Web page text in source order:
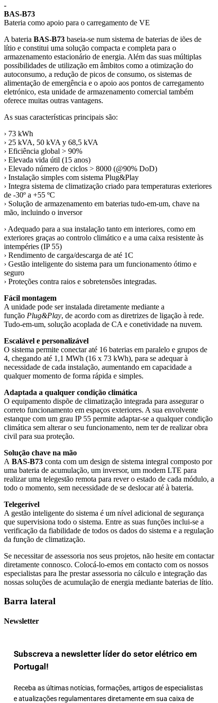
-
BAS-B73
Bateria como apoio para o carregamento de VE
A bateria BAS-B73 baseia-se num sistema de baterias de iões de
lítio e constitui uma solução compacta e completa para o
armazenamento estacionário de energia. Além das suas múltiplas
possibilidades de utilização em âmbitos como a otimização do
autoconsumo, a redução de picos de consumo, os sistemas de
alimentação de emergência e o apoio aos pontos de carregamento
eletrónico, esta unidade de armazenamento comercial também
oferece muitas outras vantagens.
As suas características principais são:
› 73 kWh
› 25 kVA, 50 kVA y 68,5 kVA
› Eficiência global > 90%
› Elevada vida útil (15 anos)
› Elevado número de ciclos > 8000 (@90% DoD)
› Instalação simples com sistema Plug&Play
› Integra sistema de climatização criado para temperaturas exteriores
de -30º a +55 ºC
› Solução de armazenamento em baterias tudo-em-um, chave na
mão, incluindo o inversor
› Adequado para a sua instalação tanto em interiores, como em
exteriores graças ao controlo climático e a uma caixa resistente às
intempéries (IP 55)
› Rendimento de carga/descarga de até 1C
› Gestão inteligente do sistema para um funcionamento ótimo e
seguro
› Proteções contra raios e sobretensões integradas.
Fácil montagem
A unidade pode ser instalada diretamente mediante a
função Plug&Play, de acordo com as diretrizes de ligação à rede.
Tudo-em-um, solução acoplada de CA e conetividade na nuvem.
Escalável e personalizável
O sistema permite conectar até 16 baterias em paralelo e grupos de
4, chegando até 1,1 MWh (16 x 73 kWh), para se adequar à
necessidade de cada instalação, aumentando em capacidade a
qualquer momento de forma rápida e simples.
Adaptada a qualquer condição climática
O equipamento dispõe de climatização integrada para assegurar o
correto funcionamento em espaços exteriores. A sua envolvente
estanque com um grau IP 55 permite adaptar-se a qualquer condição
climática sem alterar o seu funcionamento, nem ter de realizar obra
civil para sua proteção.
Solução chave na mão
A BAS-B73 conta com um design de sistema integral composto por
uma bateria de acumulação, um inversor, um modem LTE para
realizar uma telegestão remota para rever o estado de cada módulo, a
todo o momento, sem necessidade de se deslocar até à bateria.
Telegerível
A gestão inteligente do sistema é um nível adicional de segurança
que supervisiona todo o sistema. Entre as suas funções inclui-se a
verificação da fiabilidade de todos os dados do sistema e a regulação
da função de climatização.
Se necessitar de assessoria nos seus projetos, não hesite em contactar
diretamente connosco. Colocá-lo-emos em contacto com os nossos
especialistas para lhe prestar assessoria no cálculo e integração das
nossas soluções de acumulação de energia mediante baterias de lítio.
Barra lateral
Newsletter
Subscreva a newsletter líder do setor elétrico em
Portugal!
Receba as últimas notícias, formações, artigos de especialistas
e atualizações regulamentares diretamente em sua caixa de